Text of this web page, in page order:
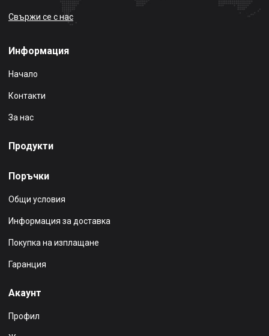
Свържи се с нас
Информация
Начало
Контакти
За нас
Продукти
Поръчки
Общи условия
Информация за доставка
Покупка на изплащане
Гаранция
Акаунт
Профил